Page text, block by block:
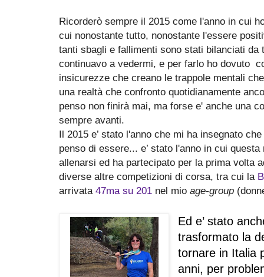
Ricorderò sempre il 2015 come l'anno in cui
cui nonostante tutto, nonostante l'essere
tanti sbagli e fallimenti sono stati bilanciati
continuavo a vedermi, e per farlo ho dovuto
insicurezze che creano le trappole mentali
una realtà che confronto quotidianamente
penso non finirà mai, ma forse e' anche una
sempre avanti.
Il 2015 e’ stato l'anno che mi ha insegnato
penso di essere... e’ stato l'anno in cui
allenarsi ed ha partecipato per la prima volta
diverse altre competizioni di corsa, tra cui la
arrivata 47ma su 201 nel mio age-group
Ed e’ stato
trasformato la
tornare in Italia
anni, per